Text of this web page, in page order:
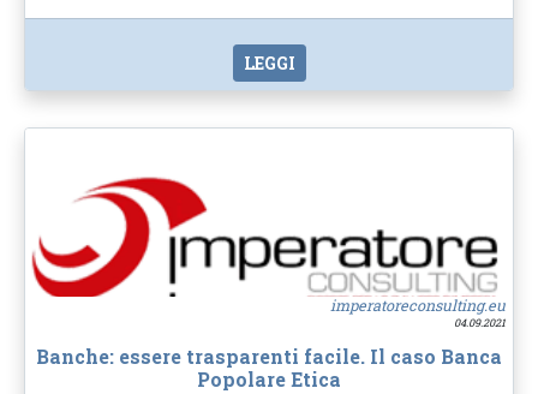
LEGGI
imperatoreconsulting.eu
04.09.2021
Banche: essere trasparenti facile. Il caso Banca
Popolare Etica